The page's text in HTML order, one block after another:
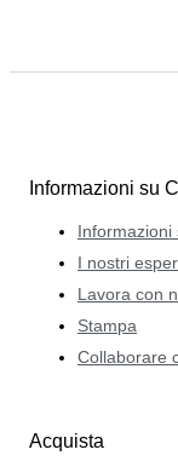
Informazioni su
Informazioni
I nostri
Lavora con
Stampa
Collaborare
Acquista